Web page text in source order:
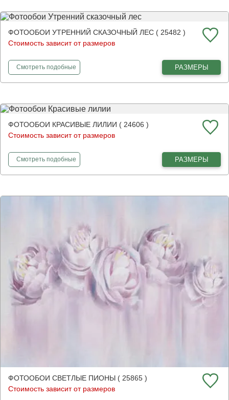
ФОТООБОИ УТРЕННИЙ СКАЗОЧНЫЙ ЛЕС ( 25482 )
Стоимость зависит от размеров
Смотретьфотообои
подобные РАЗМЕРЫ
ФОТООБОИ КРАСИВЫЕ ЛИЛИИ ( 24606 )
Стоимость зависит от размеров
Смотретьфотообои
подобные РАЗМЕРЫ
ФОТООБОИ СВЕТЛЫЕ ПИОНЫ ( 25865 )
Стоимость зависит от размеров